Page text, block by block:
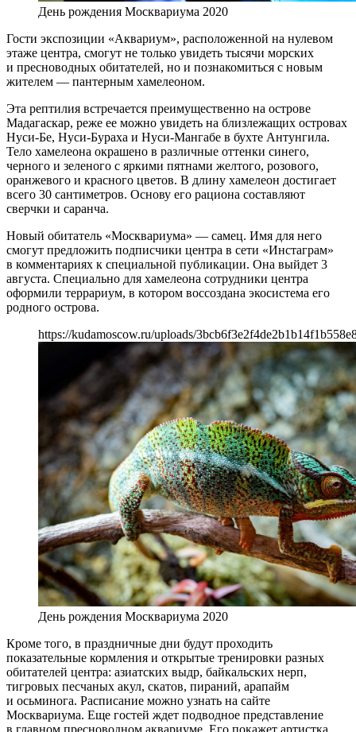
День рождения Москвариума 2020
Гости экспозиции «Аквариум», расположенной на нулевом
этаже центра, смогут не только увидеть тысячи морских
и пресноводных обитателей, но и познакомиться с новым
жителем — пантерным хамелеоном.
Эта рептилия встречается преимущественно на острове
Мадагаскар, реже ее можно увидеть на близлежащих островах
Нуси-Бе, Нуси-Бураха и Нуси-Мангабе в бухте Антунгила.
Тело хамелеона окрашено в различные оттенки синего,
черного и зеленого с яркими пятнами желтого, розового,
оранжевого и красного цветов. В длину хамелеон достигает
всего 30 сантиметров. Основу его рациона составляют
сверчки и саранча.
Новый обитатель «Москвариума» — самец. Имя для него
смогут предложить подписчики центра в сети «Инстаграм»
в комментариях к специальной публикации. Она выйдет 3
августа. Специально для хамелеона сотрудники центра
оформили террариум, в котором воссоздана экосистема его
родного острова.
https://kudamoscow.ru/uploads/
День рождения Москвариума 2020
Кроме того, в праздничные дни будут проходить
показательные кормления и открытые тренировки разных
обитателей центра: азиатских выдр, байкальских нерп,
тигровых песчаных акул, скатов, пираний, арапайм
и осьминога. Расписание можно узнать на сайте
Москвариума. Еще гостей ждет подводное представление
в главном пресноводном аквариуме. Его покажет артистка,